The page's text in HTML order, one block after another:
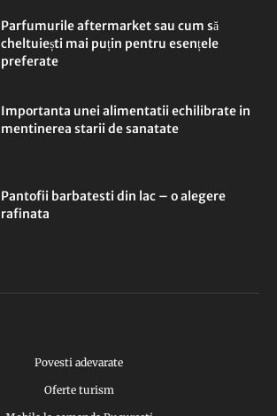
Parfumurile aftermarket sau cum să
cheltuiești mai puțin pentru esențele
preferate
Importanta unei alimentatii echilibrate in
mentinerea starii de sanatate
Pantofii barbatesti din lac – o alegere
rafinata
Povesti adevarate
Oferte turism